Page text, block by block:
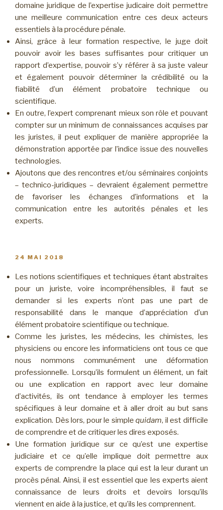
domaine juridique de l’expertise judicaire doit permettre
une meilleure communication entre ces deux acteurs
essentiels à la procédure pénale.
Ainsi, grâce à leur formation respective, le juge doit
pouvoir avoir les bases suffisantes pour critiquer un
rapport d’expertise, pouvoir s’y référer à sa juste valeur
et également pouvoir déterminer la crédibilité ou la
fiabilité d’un élément probatoire technique ou
scientifique.
En outre, l’expert comprenant mieux son rôle et pouvant
compter sur un minimum de connaissances acquises par
les juristes, il peut expliquer de manière appropriée la
démonstration apportée par l’indice issue des nouvelles
technologies.
Ajoutons que des rencontres et/ou séminaires conjoints
– technico-juridiques – devraient également permettre
de favoriser les échanges d’informations et la
communication entre les autorités pénales et les
experts.
PUBLIÉ
24 MAI 2018
Les notions scientifiques et techniques étant abstraites
pour un juriste, voire incompréhensibles, il faut se
demander si les experts n’ont pas une part de
responsabilité dans le manque d’appréciation d’un
élément probatoire scientifique ou technique.
Comme les juristes, les médecins, les chimistes, les
physiciens ou encore les informaticiens ont tous ce que
nous nommons communément une déformation
professionnelle. Lorsqu’ils formulent un élément, un fait
ou une explication en rapport avec leur domaine
d’activités, ils ont tendance à employer les termes
spécifiques à leur domaine et à aller droit au but sans
explication. Dès lors, pour le simplequidam, il est difficile
de comprendre et de critiquer les dires exposés.
Une formation juridique sur ce qu’est une expertise
judiciaire et ce qu’elle implique doit permettre aux
experts de comprendre la place qui est la leur durant un
procès pénal. Ainsi, il est essentiel que les experts aient
connaissance de leurs droits et devoirs lorsqu’ils
viennent en aide à la justice, et qu’ils les comprennent.